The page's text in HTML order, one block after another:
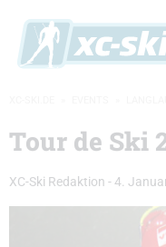
Tour de Ski
XC-Ski Redaktion -4.